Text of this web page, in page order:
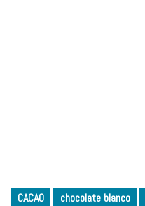
CACAO chocolate blanco